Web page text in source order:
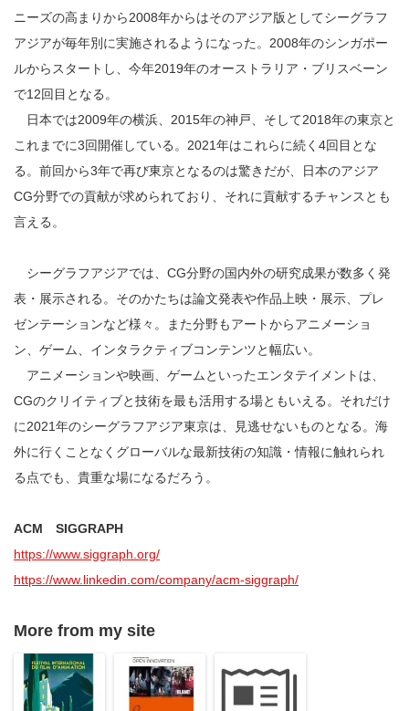
ニーズの高まりから2008年からはそのアジア版としてシーグラフ
アジアが毎年別に実施されるようになった。2008年のシンガポー
ルからスタートし、今年2019年のオーストラリア・ブリスベーン
で12回目となる。
日本では2009年の横浜、2015年の神戸、そして2018年の東京と
これまでに3回開催している。2021年はこれらに続く4回目とな
る。前回から3年で再び東京となるのは驚きだが、日本のアジア
CG分野での貢献が求められており、それに貢献するチャンスとも
言える。
シーグラフアジアでは、CG分野の国内外の研究成果が数多く発
表・展示される。そのかたちは論文発表や作品上映・展示、プレ
ゼンテーションなど様々。また分野もアートからアニメーショ
ン、ゲーム、インタラクティブコンテンツと幅広い。
アニメーションや映画、ゲームといったエンタテイメントは、
CGのクリイティブと技術を最も活用する場ともいえる。それだけ
に2021年のシーグラフアジア東京は、見逃せないものとなる。海
外に行くことなくグローバルな最新技術の知識・情報に触れられ
る点でも、貴重な場になるだろう。
ACM SIGGRAPH
https://www.siggraph.org/
https://www.linkedin.com/company/acm-siggraph/
More from my site